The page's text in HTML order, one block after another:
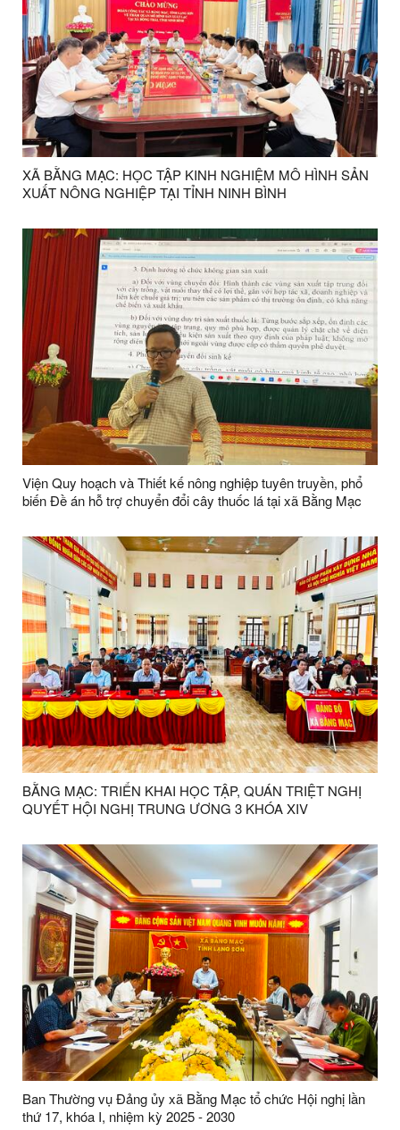
XÃ BẰNG MẠC: HỌC TẬP KINH NGHIỆM MÔ HÌNH SẢN
XUẤT NÔNG NGHIỆP TẠI TỈNH NINH BÌNH
Viện Quy hoạch và Thiết kế nông nghiệp tuyên truyền, phổ
biến Đề án hỗ trợ chuyển đổi cây thuốc lá tại xã Bằng Mạc
BẰNG MẠC: TRIỂN KHAI HỌC TẬP, QUÁN TRIỆT NGHỊ
QUYẾT HỘI NGHỊ TRUNG ƯƠNG 3 KHÓA XIV
Ban Thường vụ Đảng ủy xã Bằng Mạc tổ chức Hội nghị lần
thứ 17, khóa I, nhiệm kỳ 2025 - 2030